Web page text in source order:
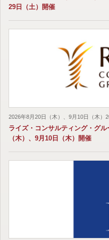
29日（土）開催
2026年8月20日（木）、9月10日（木）
ライズ・コンサルティング・グ
（木）、9月10日（木）開催